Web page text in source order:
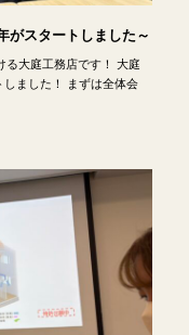
がスタートしました～
る大庭工務店です！ 大庭
ました！ まずは全体会